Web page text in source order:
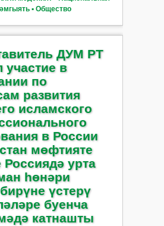
▪ Общество
ДУМ РТ
участие в
по
развития
исламского
в России
мөфтияте
Россиядә урта
һөнәри
үстерү
буенча
катнашты